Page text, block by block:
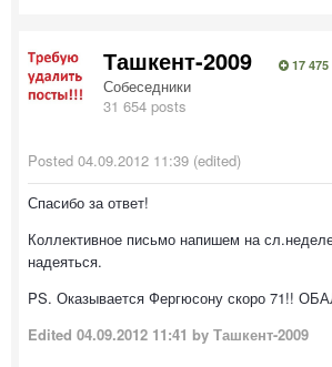
Ташкент-2009 17 475
Собеседники
31 654 posts
Posted 04.09.2012 11:39 (edited)
Спасибо за ответ!
Коллективное письмо напишем на
надеяться.
PS. Оказывается Фергюсону скоро 71!!
Edited 04.09.2012 11:41 by Ташкент-2009